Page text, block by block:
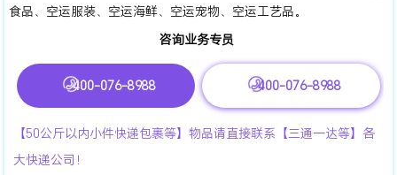
食品、空运服装、空运海鲜、空运宠物、空运工艺品。
咨询业务专员
400-076-8988 400-076-8988
【50公斤以内小件快递包裹等】物品请直接联系【三通一达等】各
大快递公司！